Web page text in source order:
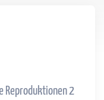
Reproduktionen 2